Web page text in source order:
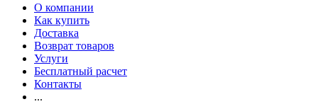
О компании
Как купить
Доставка
Возврат товаров
Услуги
Бесплатный расчет
Контакты
...